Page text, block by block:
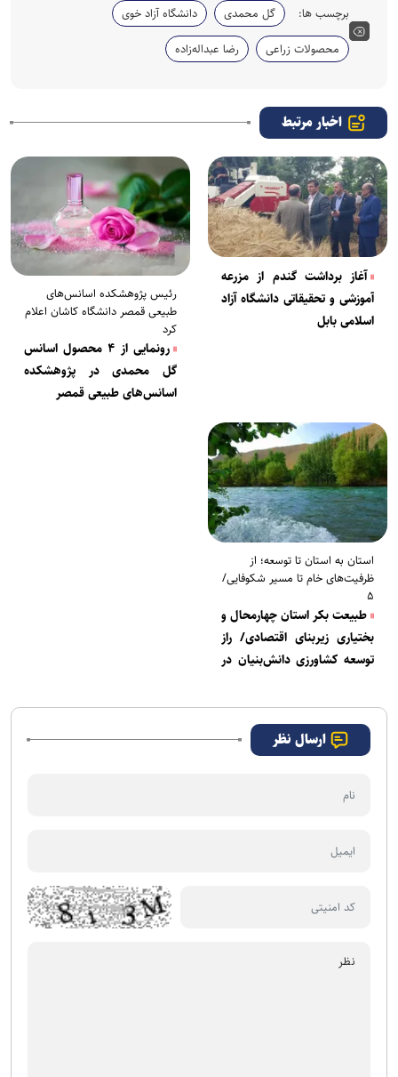
برچسب ها: گل محمدی
دانشگاه آزاد خوی
محصولات زراعی
رضا عبداله‌زاده
اخبار مرتبط
آغاز برداشت گندم از مزرعه
آموزشی و تحقیقاتی دانشگاه آزاد
اسلامی بابل
رئیس پژوهشکده اسانس‌های
طبیعی قمصر دانشگاه کاشان اعلام
کرد
رونمایی از ۴ محصول اسانس
گل محمدی در پژوهشکده
اسانس‌های طبیعی قمصر
استان به استان تا توسعه؛ از
ظرفیت‌های خام تا مسیر شکوفایی/
۵
طبیعت بکر استان چهارمحال و
بختیاری زیربنای اقتصادی/ راز
توسعه کشاورزی دانش‌بنیان در
ارسال نظر